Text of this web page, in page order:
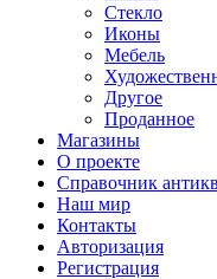
Стекло
Иконы
Мебель
Другое
Проданное
Магазины
О проекте
Справочник
Наш мир
Контакты
Авторизация
Регистрация